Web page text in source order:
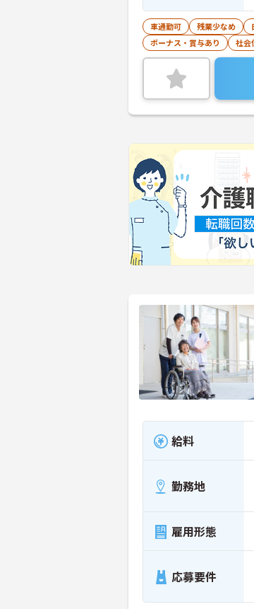
車通勤可 残業少なめ
ボーナス・賞与あり
社会
給料
勤務地
雇用形態
応募要件